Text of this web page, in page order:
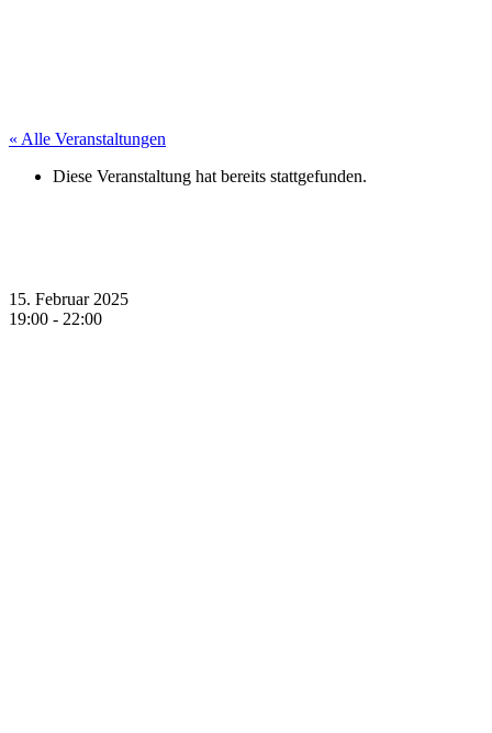
« Alle Veranstaltungen
Diese Veranstaltung hat bereits stattgefunden.
15. Februar 2025
19:00 - 22:00